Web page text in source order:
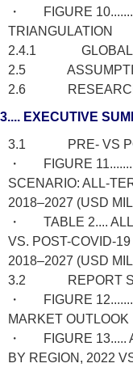
・ FIGURE
TRIANGULATION
2.4.1 GLOBAL
2.5
2.6 RESEARCH
3.... EXECUTIVE
3.1 PRE- VS
・ FIGURE
SCENARIO: ALL-
2018–2027 (USD
・ TABLE 2....
VS. POST-COVID-
2018–2027 (USD
3.2 REPORT
・ FIGURE
MARKET OUTLOOK
・ FIGURE 13.....
BY REGION, 2022